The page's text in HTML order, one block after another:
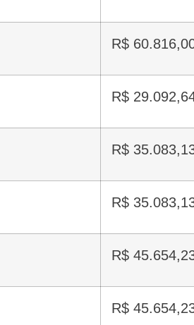
R$
R$
R$
R$
R$
R$